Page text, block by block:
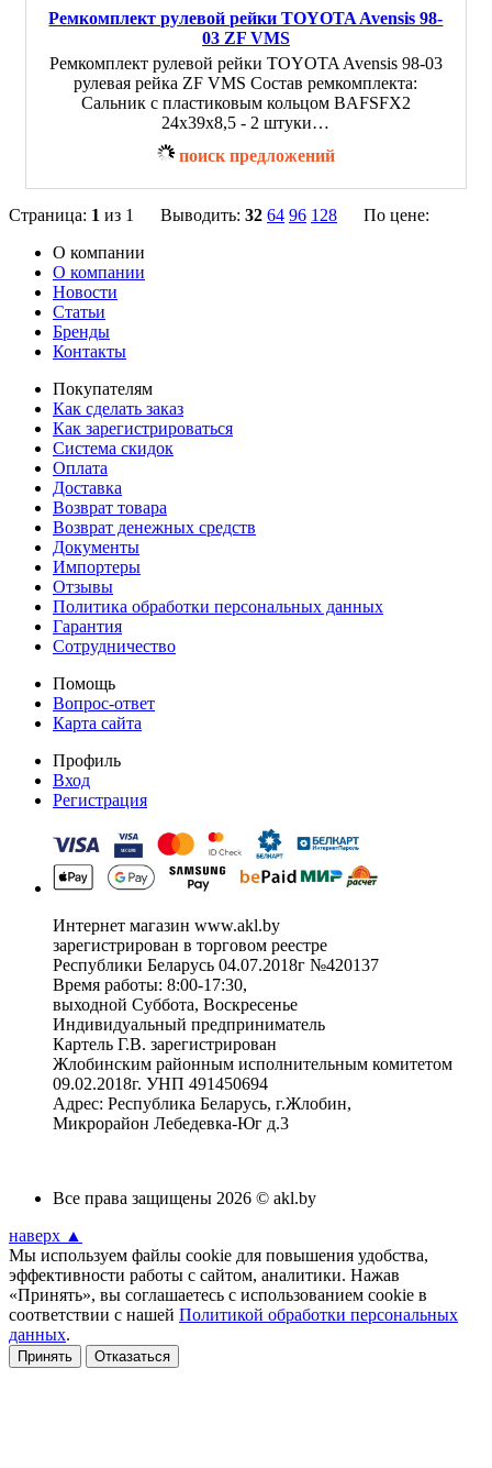
Ремкомплект рулевой рейки TOYOTA Avensis 98-
03 ZF VMS
Ремкомплект рулевой рейки TOYOTA Avensis 98-03
рулевая рейка ZF VMS Состав ремкомплекта:
Сальник с пластиковым кольцом BAFSFX2
24х39х8,5 - 2 штуки…
поиск предложений
Страница: 1 из 1 Выводить: 32 64 96 128
По цене:
О компании
О компании
Новости
Статьи
Бренды
Контакты
Покупателям
Как сделать заказ
Как зарегистрироваться
Система скидок
Оплата
Доставка
Возврат товара
Возврат денежных средств
Документы
Импортеры
Отзывы
Политика обработки персональных данных
Гарантия
Сотрудничество
Помощь
Вопрос-ответ
Карта сайта
Профиль
Вход
Регистрация
Интернет магазин www.akl.by
зарегистрирован в торговом реестре
Республики Беларусь 04.07.2018г №420137
Время работы: 8:00-17:30,
выходной Суббота, Воскресенье
Индивидуальный предприниматель
Картель Г.В. зарегистрирован
Жлобинским районным исполнительным комитетом
09.02.2018г. УНП 491450694
Адрес: Республика Беларусь, г.Жлобин,
Микрорайон Лебедевка-Юг д.3
Все права защищены 2026 © akl.by
наверх ▲
Мы используем файлы cookie для повышения удобства,
эффективности работы с сайтом, аналитики. Нажав
«Принять», вы соглашаетесь с использованием cookie в
соответствии с нашей Политикой обработки персональных
данных.
Принять Отказаться